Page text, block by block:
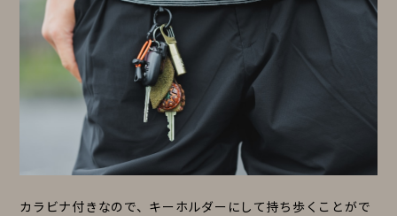
カラビナ付きなので、キーホルダーにして持ち歩くことがで